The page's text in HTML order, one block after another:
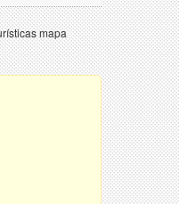
mapa